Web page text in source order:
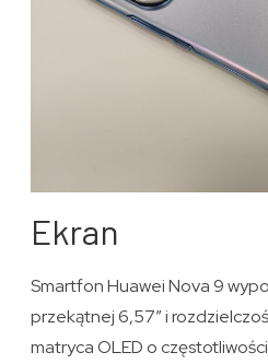
Ekran
Smartfon Huawei Nova 9
przekątnej 6,57″ i
matryca OLED o